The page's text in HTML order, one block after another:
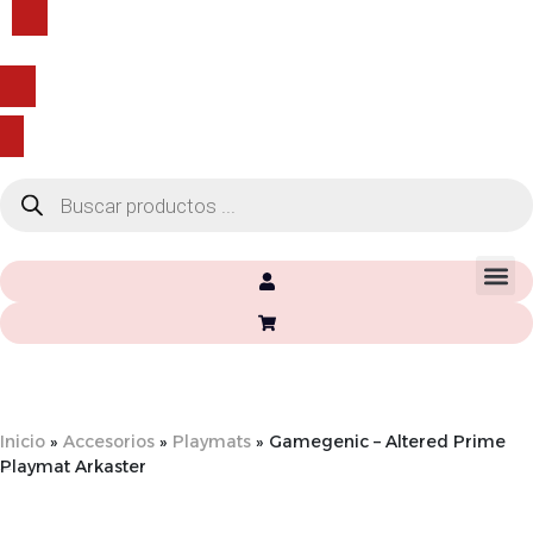
Envío gratis con compras superiores a 60€*
Inicio » Accesorios » Playmats » Gamegenic – Altered Prime
Playmat Arkaster